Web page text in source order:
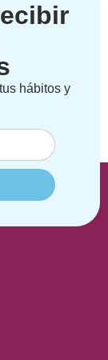
hábitos y